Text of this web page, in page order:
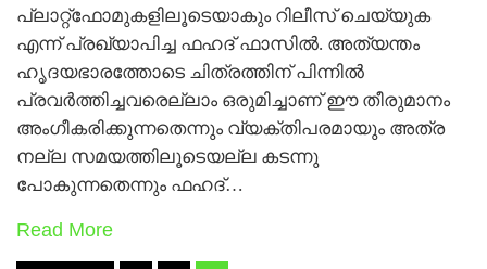
പ്ലാറ്റ്ഫോമുകളിലൂടെയാകും റിലീസ് ചെയ്യുക
എന്ന് പ്രഖ്യാപിച്ച ഫഹദ് ഫാസില്‍. അത്യന്തം
ഹൃദയഭാരത്തോടെ ചിത്രത്തിന് പിന്നില്‍
പ്രവര്‍ത്തിച്ചവരെല്ലാം ഒരുമിച്ചാണ് ഈ തീരുമാനം
അംഗീകരിക്കുന്നതെന്നും വ്യക്തിപരമായും അത്ര
നല്ല സമയത്തിലൂടെയല്ല കടന്നു
പോകുന്നതെന്നും ഫഹദ്…
Read More